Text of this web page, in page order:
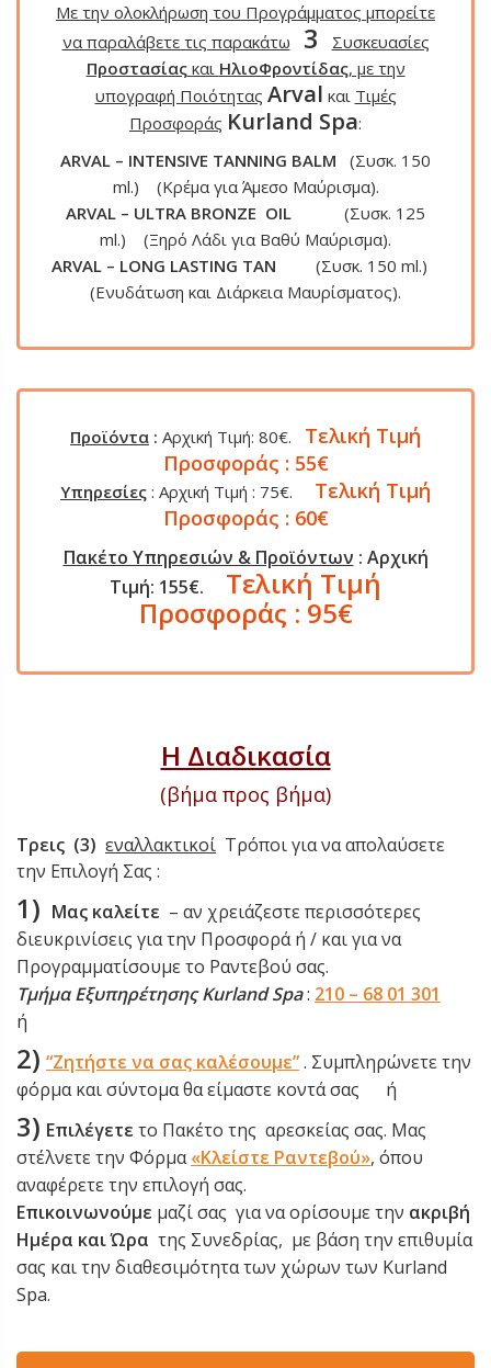
Με την ολοκλήρωση του Προγράμματος μπορείτε
να παραλάβετε τις παρακάτω
3
Συσκευασίες
Προστασίαςκαι ΗλιοΦροντίδας, με την
υπογραφή Ποιότητας Arval και Τιμές
Προσφοράς Kurland Spa:
ARVAL – INTENSIVE TANNING BALM (Συσκ. 150
ml.) (Κρέμα για Άμεσο Μαύρισμα).
ARVAL – ULTRA BRONZE OIL (Συσκ. 125
ml.) (Ξηρό Λάδι για Βαθύ Μαύρισμα).
ARVAL – LONG LASTING TAN (Συσκ. 150 ml.)
(Ενυδάτωση και Διάρκεια Μαυρίσματος).
Προϊόντα : Αρχική Τιμή: 80€. Τελική Τιμή
Προσφοράς : 55€
Υπηρεσίες : Αρχική Τιμή : 75€. Τελική Τιμή
Προσφοράς : 60€
Πακέτο Υπηρεσιών & Προϊόντων : Αρχική
Τιμή: 155€.
Τελική Τιμή
Προσφοράς : 95€
Η Διαδικασία
(βήμα προς βήμα)
Τρεις (3) εναλλακτικοί Τρόποι για να απολαύσετε
την Επιλογή Σας :
1) Μας καλείτε – αν χρειάζεστε περισσότερες
διευκρινίσεις για την Προσφορά ή / και για να
Προγραμματίσουμε το Ραντεβού σας.
Τμήμα Εξυπηρέτησης Kurland Spa: 210 – 68 01 301
ή
2) “Ζητήστε να σας καλέσουμε”. Συμπληρώνετε την
φόρμα και σύντομα θα είμαστε κοντά σας ή
3) Επιλέγετε το Πακέτο της αρεσκείας σας. Μας
στέλνετε την Φόρμα«Kλείστε Ραντεβού», όπου
αναφέρετε την επιλογή σας.
Επικοινωνούμε μαζί σας για να ορίσουμε την ακριβή
Ημέρα και Ώρα της Συνεδρίας, με βάση την επιθυμία
σας και την διαθεσιμότητα των χώρων των Kurland
Spa.